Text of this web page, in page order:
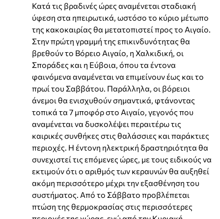
Κατά τις βραδινές ώρες αναμένεται σταδιακή
ύφεση στα ηπειρωτικά, ωστόσο το κύριο μέτωπο
της κακοκαιρίας θα μετατοπιστεί προς το Αιγαίο.
Στην πρώτη γραμμή της επικινδυνότητας θα
βρεθούν το Βόρειο Αιγαίο, η Χαλκιδική, οι
Σποράδες και η Εύβοια, όπου τα έντονα
φαινόμενα αναμένεται να επιμείνουν έως και το
πρωί του Σαββάτου. Παράλληλα, οι βόρειοι
άνεμοι θα ενισχυθούν σημαντικά, φτάνοντας
τοπικά τα 7 μποφόρ στο Αιγαίο, γεγονός που
αναμένεται να δυσκολέψει περαιτέρω τις
καιρικές συνθήκες στις θαλάσσιες και παράκτιες
περιοχές. Η έντονη ηλεκτρική δραστηριότητα θα
συνεχιστεί τις επόμενες ώρες, με τους ειδικούς να
εκτιμούν ότι ο αριθμός των κεραυνών θα αυξηθεί
ακόμη περισσότερο μέχρι την εξασθένηση του
συστήματος. Από το Σάββατο προβλέπεται
πτώση της θερμοκρασίας στις περισσότερες